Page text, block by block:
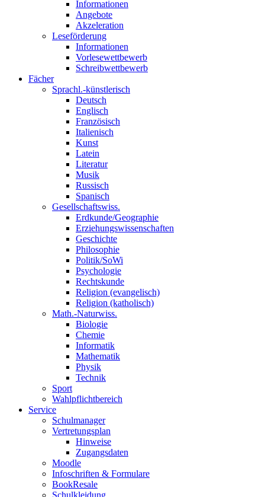
Informationen
Angebote
Akzeleration
Leseförderung
Informationen
Vorlesewettbewerb
Schreibwettbewerb
Fächer
Sprachl.-künstlerisch
Deutsch
Englisch
Französisch
Italienisch
Kunst
Latein
Literatur
Musik
Russisch
Spanisch
Gesellschaftswiss.
Erdkunde/Geographie
Erziehungswissenschaften
Geschichte
Philosophie
Politik/SoWi
Psychologie
Rechtskunde
Religion (evangelisch)
Religion (katholisch)
Math.-Naturwiss.
Biologie
Chemie
Informatik
Mathematik
Physik
Technik
Sport
Wahlpflichtbereich
Service
Schulmanager
Vertretungsplan
Hinweise
Zugangsdaten
Moodle
Infoschriften & Formulare
BookResale
Schulkleidung